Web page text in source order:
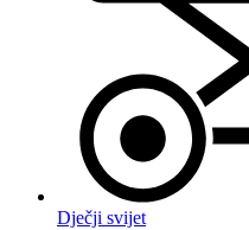
Dječji svijet